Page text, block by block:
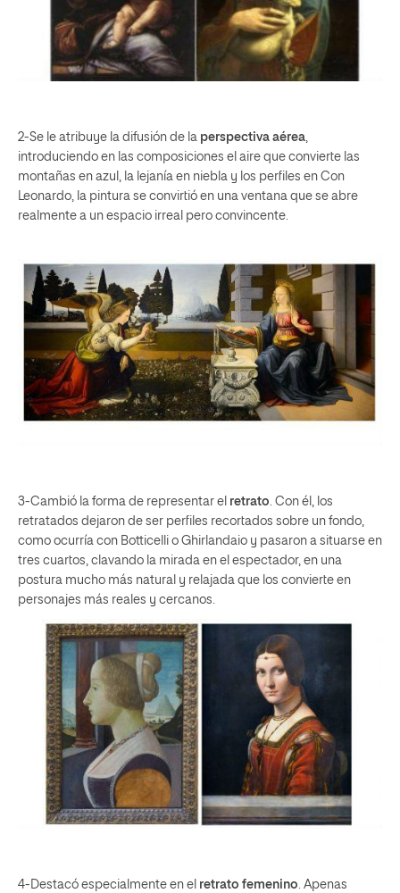
2-Se le atribuye la difusión de la perspectiva aérea,
introduciendo en las composiciones el aire que convierte las
montañas en azul, la lejanía en niebla y los perfiles en Con
Leonardo, la pintura se convirtió en una ventana que se abre
realmente a un espacio irreal pero convincente.
3-Cambió la forma de representar el retrato . Con él, los
retratados dejaron de ser perfiles recortados sobre un fondo,
como ocurría con Botticelli o Ghirlandaio y pasaron a situarse en
tres cuartos, clavando la mirada en el espectador, en una
postura mucho más natural y relajada que los convierte en
personajes más reales y cercanos.
4-Destacó especialmente en el retrato femenino. Apenas